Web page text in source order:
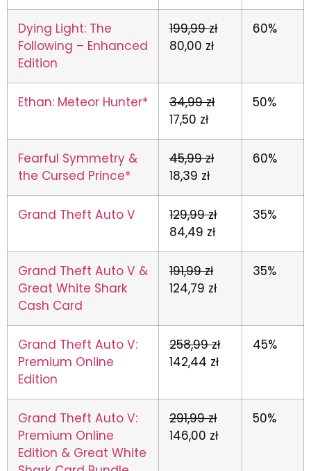
Dying Light: The
Following – Enhanced
Edition
199,99 zł
80,00 zł
60%
Ethan: Meteor Hunter*
34,99 zł
17,50 zł
50%
Fearful Symmetry &
the Cursed Prince*
45,99 zł
18,39 zł
60%
Grand Theft Auto V
129,99 zł
84,49 zł
35%
Grand Theft Auto V &
Great White Shark
Cash Card
191,99 zł
124,79 zł
35%
Grand Theft Auto V:
Premium Online
Edition
258,99 zł
142,44 zł
45%
Grand Theft Auto V:
Premium Online
Edition & Great White
291,99 zł
146,00 zł
50%